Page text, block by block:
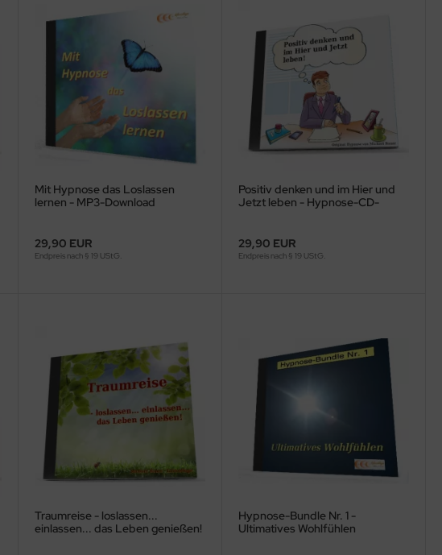
Mit Hypnose das Loslassen
lernen - MP3-Download
29,90 EUR
Endpreis nach § 19 UStG.
Positiv denken und im Hier und
Jetzt leben - Hypnose-CD-
29,90 EUR
Endpreis nach § 19 UStG.
Traumreise - loslassen...
einlassen... das Leben genießen!
Hypnose-Bundle Nr. 1 -
Ultimatives Wohlfühlen